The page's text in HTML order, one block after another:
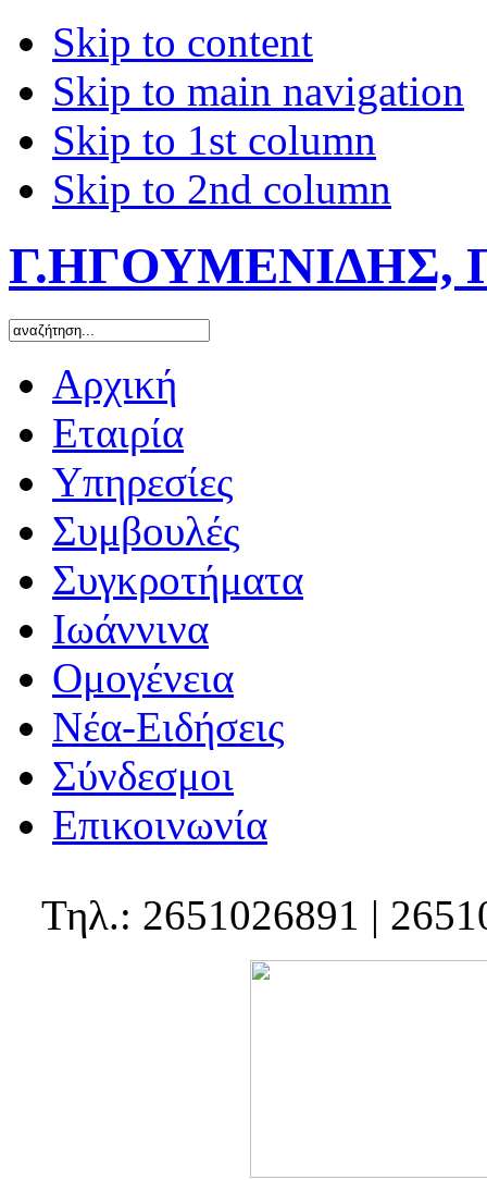
Skip to content
Skip to main navigation
Skip to 1st column
Skip to 2nd column
Γ.ΗΓΟΥΜΕΝΙΔΗΣ,
Αρχική
Εταιρία
Υπηρεσίες
Συμβουλές
Συγκροτήματα
Ιωάννινα
Ομογένεια
Νέα-Ειδήσεις
Σύνδεσμοι
Επικοινωνία
Τηλ.: 2651026891 |